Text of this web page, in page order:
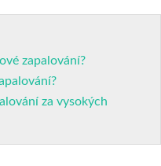
zapalování?
za vysokých